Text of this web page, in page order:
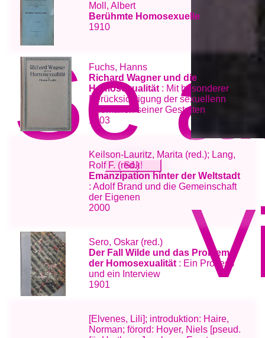
Se
Moll, Albert
Berühmte Homosexuelle
1910
Fuchs, Hanns
Richard Wagner und die
Homosexualität: Mit besonderer
Berücksichtigung der sexuellenn
Anomalien seiner Gestalten
1903
Keilson-Lauritz, Marita (red.); Lang,
Rolf F. (red.)
Emanzipation hinter der Weltstadt
: Adolf Brand und die Gemeinschaft
der Eigenen
2000
Sero, Oskar (red.)
Der Fall Wilde und das Problem
der Homosexualität: Ein Prozess
und ein Interview
1901
[Elvenes, Lili]; introduktion: Haire,
Norman; förord: Hoyer, Niels [pseud.